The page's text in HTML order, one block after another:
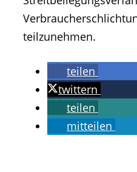
teilzunehmen.
teilen
twittern
teilen
mitteilen